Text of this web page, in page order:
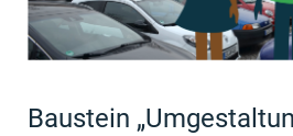
Baustein